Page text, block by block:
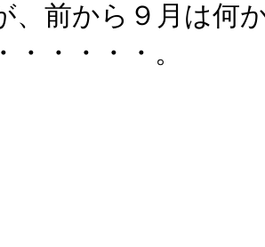
、前から９月は何
・・・・・。